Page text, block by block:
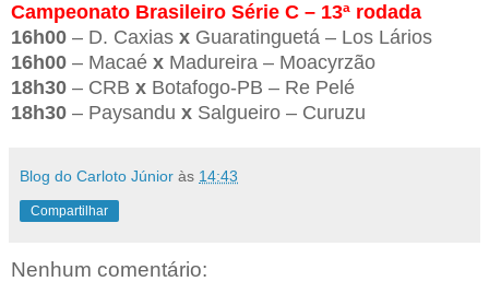
Campeonato Brasileiro Série C – 13ª rodada
16h00 – D. Caxias x Guaratinguetá – Los Lários
16h00 – Macaé x Madureira – Moacyrzão
18h30 – CRB x Botafogo-PB – Re Pelé
18h30 – Paysandu x Salgueiro – Curuzu
Blog do Carloto Júnior às 14:43
Compartilhar
Nenhum comentário: